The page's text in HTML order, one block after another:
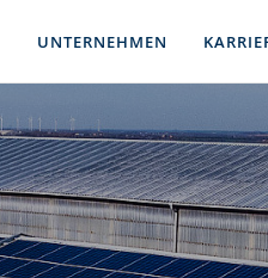
UNTERNEHMEN